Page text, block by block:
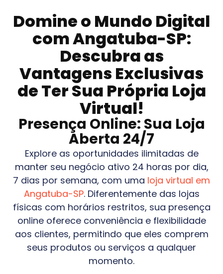
Domine o Mundo Digital
comAngatuba-SP:
Descubra as
Vantagens Exclusivas
de Ter Sua Própria Loja
Virtual!
Presença Online: Sua Loja
Aberta 24/7
Explore as oportunidades ilimitadas de
manter seu negócio ativo 24 horas por dia,
7 dias por semana, com uma loja virtual em
Angatuba-SP. Diferentemente das lojas
físicas com horários restritos, sua presença
online oferece conveniência e flexibilidade
aos clientes, permitindo que eles comprem
seus produtos ou serviços a qualquer
momento.